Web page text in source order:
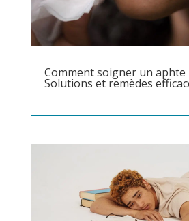
Comment soigner un aphte
Solutions et remèdes